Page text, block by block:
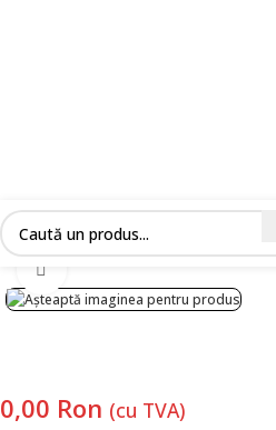
Prima pagină Fără categorie
0,00 Ron (cu TVA)